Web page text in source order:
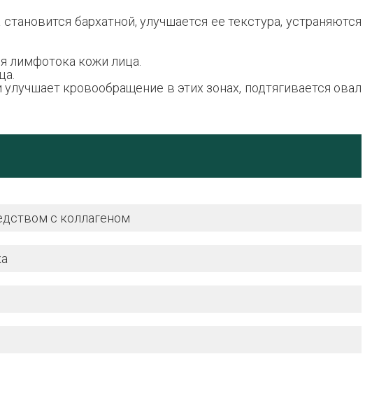
бархатной, улучшается ее текстура, устраняются
лимфотока кожи лица.
кровообращение в этих зонах, подтягивается овал
с коллагеном